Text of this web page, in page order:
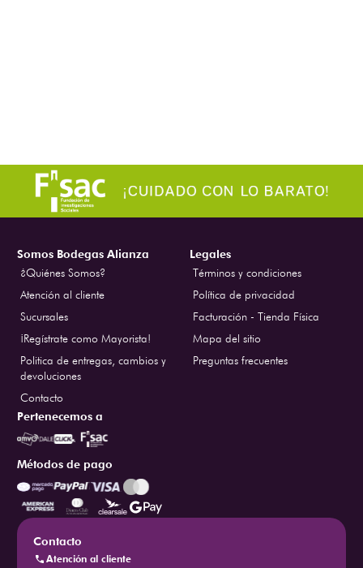
Somos Bodegas Alianza
¿Quiénes Somos?
Atención al cliente
Sucursales
¡Regístrate como Mayorista!
Politica de entregas, cambios y
devoluciones
Contacto
Legales
Términos y condiciones
Política de privacidad
Facturación - Tienda Física
Mapa del sitio
Preguntas frecuentes
Pertenecemos a
Métodos de pago
Contacto
Atención al cliente